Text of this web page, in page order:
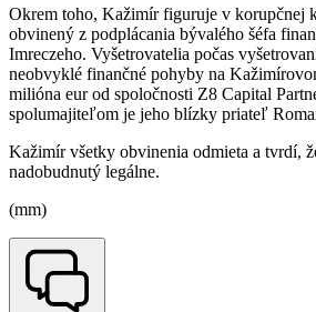
Okrem toho, Kažimír figuruje v korupčnej
obvinený z podplácania bývalého šéfa
Imreczeho. Vyšetrovatelia počas
neobvyklé finančné pohyby na
milióna eur od spoločnosti Z8 Capital
spolumajiteľom je jeho blízky priateľ
Kažimír všetky obvinenia odmieta a tvrdí,
nadobudnutý legálne.
(mm)